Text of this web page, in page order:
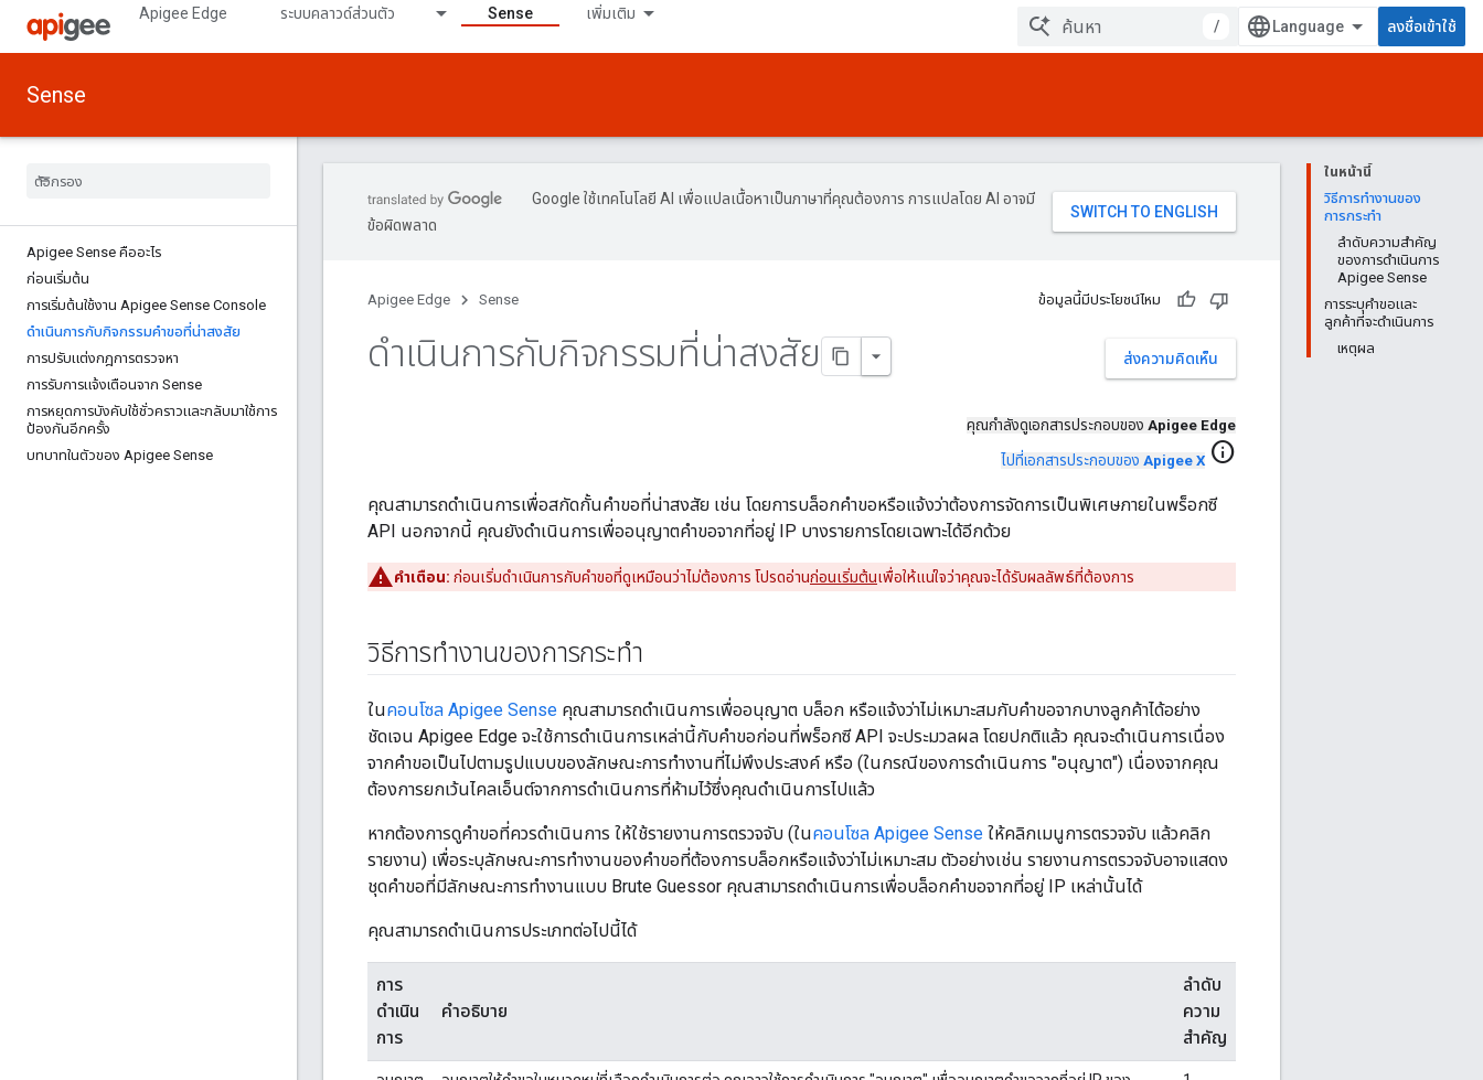
Apigee Edge ระบบคลาวด์ส่วนตัว Sense เพิ่มเติม
/ ลงชื่อเข้าใช้
Sense
Apigee Sense คืออะไร
ก่อนเริ่มต้น
การเริ่มต้นใช้งาน Apigee Sense Console
ดําเนินการกับกิจกรรมคําขอที่น่าสงสัย
การปรับแต่งกฎการตรวจหา
การรับการแจ้งเตือนจาก Sense
การหยุดการบังคับใช้ชั่วคราวและกลับมาใช้การ
ป้องกันอีกครั้ง
บทบาทในตัวของ Apigee Sense
ในหน้านี้
วิธีการทำงานของ
การกระทำ
ลำดับความสำคัญ
ของการดำเนินการ
Apigee Sense
การระบุคำขอและ
ลูกค้าที่จะดำเนินการ
เหตุผล
Google ใช้เทคโนโลยี AI เพื่อแปลเนื้อหาเป็นภาษาที่คุณต้องการ การแปลโดย AI อาจมี
ข้อผิดพลาด
Apigee Edge Sense ข้อมูลนี้มีประโยชน์ไหม
ส่งความคิดเห็น
ดำเนินการกับกิจกรรมที่น่าสงสัย
คุณกําลังดูเอกสารประกอบของ Apigee Edge
ไปที่เอกสารประกอบของ Apigee X info
คุณสามารถดําเนินการเพื่อสกัดกั้นคําขอที่น่าสงสัย เช่น โดยการบล็อกคําขอหรือแจ้งว่าต้องการจัดการเป็นพิเศษภายในพร็อกซี
API นอกจากนี้ คุณยังดำเนินการเพื่ออนุญาตคำขอจากที่อยู่ IP บางรายการโดยเฉพาะได้อีกด้วย
คำเตือน: ก่อนเริ่มดำเนินการกับคำขอที่ดูเหมือนว่าไม่ต้องการ โปรดอ่านก่อนเริ่มต้นเพื่อให้แน่ใจว่าคุณจะได้รับผลลัพธ์ที่ต้องการ
วิธีการทำงานของการกระทำ
ในคอนโซล Apigee Sense คุณสามารถดำเนินการเพื่ออนุญาต บล็อก หรือแจ้งว่าไม่เหมาะสมกับคำขอจากบางลูกค้าได้อย่าง
ชัดเจน Apigee Edge จะใช้การดำเนินการเหล่านี้กับคำขอก่อนที่พร็อกซี API จะประมวลผล โดยปกติแล้ว คุณจะดําเนินการเนื่อง
จากคําขอเป็นไปตามรูปแบบของลักษณะการทำงานที่ไม่พึงประสงค์ หรือ (ในกรณีของการดำเนินการ "อนุญาต") เนื่องจากคุณ
ต้องการยกเว้นไคลเอ็นต์จากการดำเนินการที่ห้ามไว้ซึ่งคุณดำเนินการไปแล้ว
หากต้องการดูคำขอที่ควรดำเนินการ ให้ใช้รายงานการตรวจจับ (ในคอนโซล Apigee Sense ให้คลิกเมนูการตรวจจับ แล้วคลิก
รายงาน) เพื่อระบุลักษณะการทํางานของคําขอที่ต้องการบล็อกหรือแจ้งว่าไม่เหมาะสม ตัวอย่างเช่น รายงานการตรวจจับอาจแสดง
ชุดคำขอที่มีลักษณะการทำงานแบบ Brute Guessor คุณสามารถดำเนินการเพื่อบล็อกคำขอจากที่อยู่ IP เหล่านั้นได้
คุณสามารถดําเนินการประเภทต่อไปนี้ได้
การ
ดำเนิน
การ
คำอธิบาย
ลำดับ
ความ
สำคัญ